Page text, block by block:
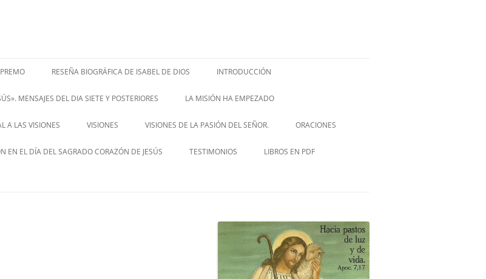
RESEÑA BIOGRÁFICA DE ISABEL DE DIOS
ISABEL’S BIOGRAPHY
INTRODUCCIÓN
MENSAJES DEL DIA SIETE Y POSTERIORES LA MISIÓN HA EMPEZADO
– ENGLISH –
A LAS VISIONES VISIONES
ENGLISH V
VISIONES DE LA PASIÓN DEL SEÑOR. ORACIONES
VIA CRUCIS
EN EL DÍA DEL SAGRADO CORAZÓN DE JESÚS TESTIMONIOS LIBROS EN PDF